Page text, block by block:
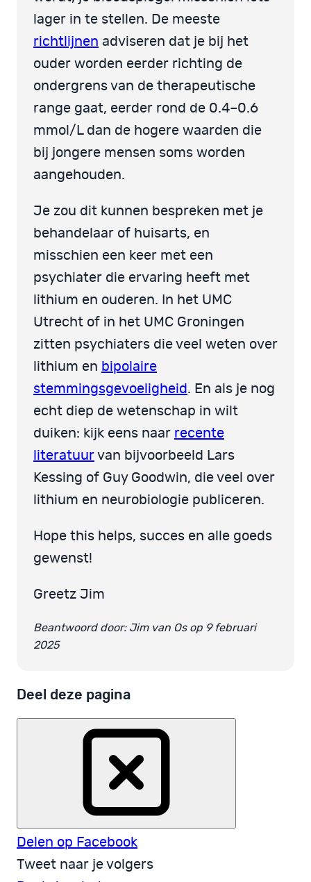
lager in te stellen. De meeste
richtlijnen adviseren dat je bij het
ouder worden eerder richting de
ondergrens van de therapeutische
range gaat, eerder rond de 0.4–0.6
mmol/L dan de hogere waarden die
bij jongere mensen soms worden
aangehouden.
Je zou dit kunnen bespreken met je
behandelaar of huisarts, en
misschien een keer met een
psychiater die ervaring heeft met
lithium en ouderen. In het UMC
Utrecht of in het UMC Groningen
zitten psychiaters die veel weten over
lithium en bipolaire
stemmingsgevoeligheid . En als je nog
echt diep de wetenschap in wilt
duiken: kijk eens naar recente
literatuur van bijvoorbeeld Lars
Kessing of Guy Goodwin, die veel over
lithium en neurobiologie publiceren.
Hope this helps, succes en alle goeds
gewenst!
Greetz Jim
Beantwoord door: Jim van Os op 9 februari
2025
Deel deze pagina
Delen op Facebook
Tweet naar je volgers